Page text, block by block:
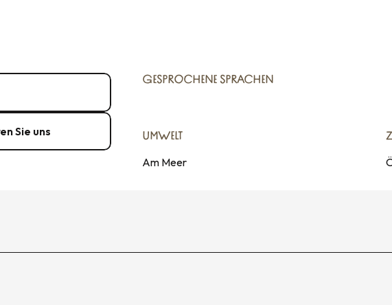
Sie uns
GESPROCHENE SPRACHEN
GESPROCHENE SPRACHEN
UMWELT
UMWELT
Am Meer